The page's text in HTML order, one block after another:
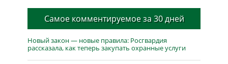
Самое комментируемое за 30 дней
Новый закон — новые правила: Росгвардия
рассказала, как теперь закупать охранные услуги